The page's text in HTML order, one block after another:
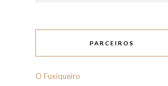
PARCEIROS
O Fuxiqueiro